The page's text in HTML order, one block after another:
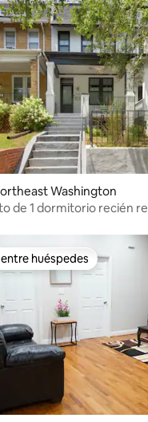
Washington
de 1 dormitorio recién
huéspedes preferido
huéspedes